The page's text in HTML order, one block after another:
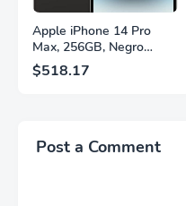
Apple iPhone 14 Pro
Max, 256GB, Negro
Espacial - Desbloqueado
(Renovado)
$518.17
Post a Comment